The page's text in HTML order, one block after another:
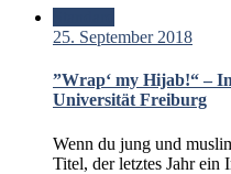
25. September 2018
”Wrap‘ my Hijab!“ –
Universität Freiburg
Wenn du jung und
Titel, der letztes Jahr